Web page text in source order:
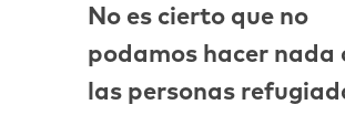
No es cierto que no
podamos hacer nada
las personas